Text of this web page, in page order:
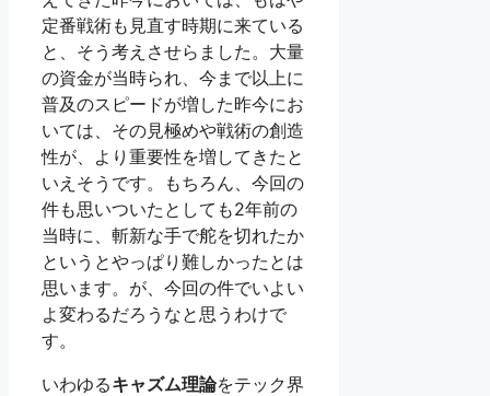
定番戦術も見直す時期に来ている
と、そう考えさせらました。大量
の資金が当時られ、今まで以上に
普及のスピードが増した昨今にお
いては、その見極めや戦術の創造
性が、より重要性を増してきたと
いえそうです。もちろん、今回の
件も思いついたとしても2年前の
当時に、斬新な手で舵を切れたか
というとやっぱり難しかったとは
思います。が、今回の件でいよい
よ変わるだろうなと思うわけで
す。
いわゆるキャズム理論をテック界